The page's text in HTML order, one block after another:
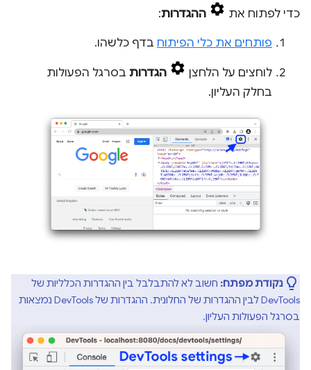
כדי לפתוח את ההגדרות:
פותחים את כלי הפיתוח בדף כלשהו.
לוחצים על הלחצן הגדרות בסרגל הפעולות
בחלק העליון.
נקודת מפתח: חשוב לא להתבלבל בין ההגדרות הכלליות של
DevTools לבין ההגדרות של החלונית. ההגדרות של DevTools נמצאות
בסרגל הפעולות העליון.